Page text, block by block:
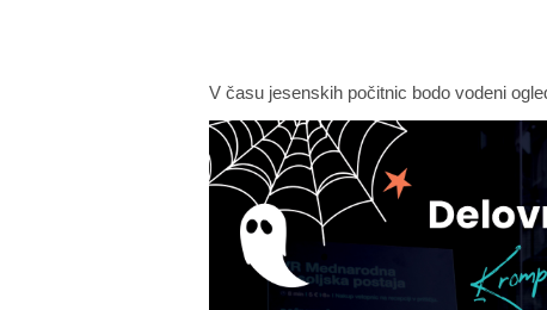
V času jesenskih počitnic bodo vodeni